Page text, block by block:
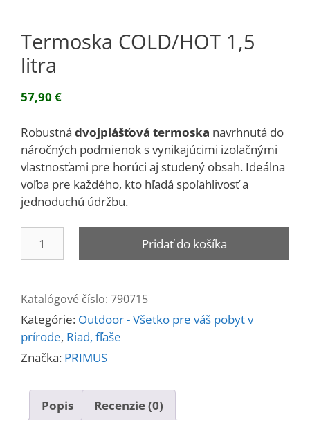
Termoska COLD/HOT 1,5
litra
57,90 €
Robustná dvojplášťová termoska navrhnutá do
náročných podmienok s vynikajúcimi izolačnými
vlastnosťami pre horúci aj studený obsah. Ideálna
voľba pre každého, kto hľadá spoľahlivosť a
jednoduchú údržbu.
Termoska
litra
Pridať do košíka
Katalógové číslo: 790715
Kategórie: Outdoor - Všetko pre váš pobyt v
prírode, Riad, fľaše
Značka: PRIMUS
Popis Recenzie (0)